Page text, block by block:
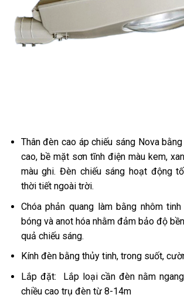
Thân đèn cao áp chiếu sáng Nova
cao, bề mặt sơn tĩnh điện màu kem,
màu ghi. Đèn chiếu sáng hoạt động
thời tiết ngoài trời.
Chóa phản quang làm bằng nhôm
bóng và anot hóa nhằm đảm bảo độ
quả chiếu sáng.
Kính đèn bằng thủy tinh, trong suốt,
Lắp đặt: Lắp loại cần đèn nằm
chiều cao trụ đèn từ 8-14m